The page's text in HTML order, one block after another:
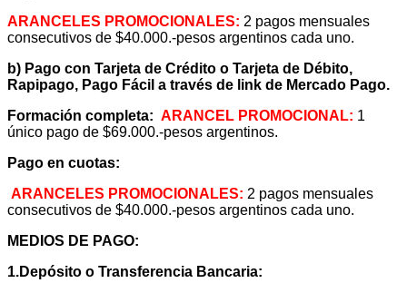
ARANCELES PROMOCIONALES: 2 pagos mensuales
consecutivos de $40.000.-pesos argentinos cada uno.
b) Pago con Tarjeta de Crédito o Tarjeta de Débito,
Rapipago, Pago Fácil a través de link de Mercado Pago.
Formación completa: ARANCEL PROMOCIONAL: 1
único pago de $69.000.-pesos argentinos.
Pago en cuotas:
ARANCELES PROMOCIONALES: 2 pagos mensuales
consecutivos de $40.000.-pesos argentinos cada uno.
MEDIOS DE PAGO:
1.Depósito o Transferencia Bancaria: